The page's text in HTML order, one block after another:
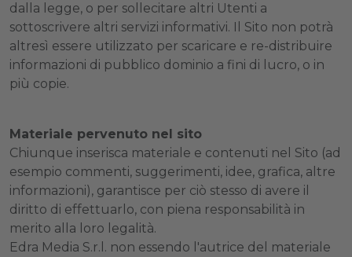
dalla legge, o per sollecitare altri Utenti a
sottoscrivere altri servizi informativi. Il Sito non potrà
altresì essere utilizzato per scaricare e re-distribuire
informazioni di pubblico dominio a fini di lucro, o in
più copie.
Materiale pervenuto nel sito
Chiunque inserisca materiale e contenuti nel Sito (ad
esempio commenti, suggerimenti, idee, grafica, altre
informazioni), garantisce per ciò stesso di avere il
diritto di effettuarlo, con piena responsabilità in
merito alla loro legalità.
Edra Media S.r.l. non essendo l'autrice del materiale